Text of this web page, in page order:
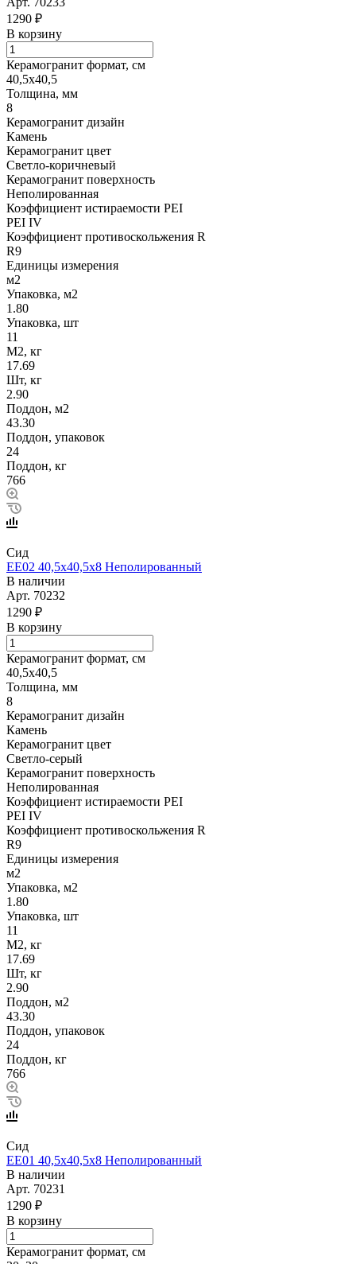
1290 ₽
В корзину
Керамогранит формат, см
40,5х40,5
Толщина, мм
8
Керамогранит дизайн
Камень
Керамогранит цвет
Светло-коричневый
Керамогранит поверхность
Неполированная
Коэффициент истираемости PEI
PEI IV
Коэффициент противоскольжения R
R9
Единицы измерения
м2
Упаковка, м2
1.80
Упаковка, шт
11
М2, кг
17.69
Шт, кг
2.90
Поддон, м2
43.30
Поддон, упаковок
24
Поддон, кг
766
Сид
EE02 40,5х40,5х8 Неполированный
В наличии
Арт. 70232
1290 ₽
В корзину
Керамогранит формат, см
40,5х40,5
Толщина, мм
8
Керамогранит дизайн
Камень
Керамогранит цвет
Светло-серый
Керамогранит поверхность
Неполированная
Коэффициент истираемости PEI
PEI IV
Коэффициент противоскольжения R
R9
Единицы измерения
м2
Упаковка, м2
1.80
Упаковка, шт
11
М2, кг
17.69
Шт, кг
2.90
Поддон, м2
43.30
Поддон, упаковок
24
Поддон, кг
766
Сид
EE01 40,5х40,5х8 Неполированный
В наличии
Арт. 70231
1290 ₽
В корзину
Керамогранит формат, см